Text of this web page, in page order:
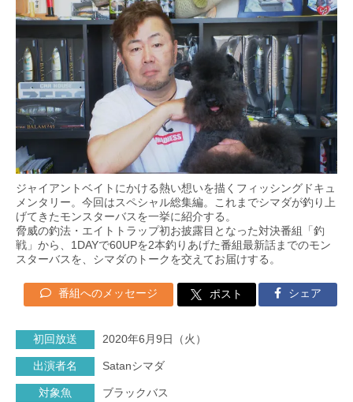
ジャイアントベイトにかける熱い想いを描くフィッシングドキュ
メンタリー。今回はスペシャル総集編。これまでシマダが釣り上
げてきたモンスターバスを一挙に紹介する。
脅威の釣法・エイトトラップ初お披露目となった対決番組「釣
戦」から、1DAYで60UPを2本釣りあげた番組最新話までのモン
スターバスを、シマダのトークを交えてお届けする。
番組へのメッセージ ポスト シェア
初回放送 2020年6月9日（火）
出演者名 Satanシマダ
対象魚 ブラックバス